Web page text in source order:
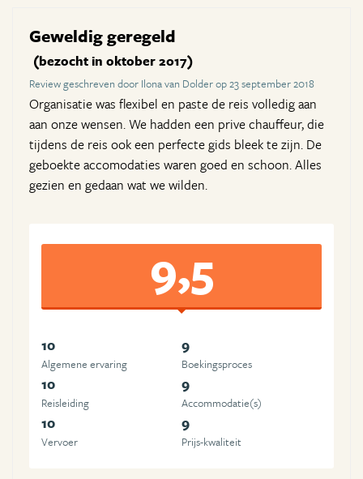
Geweldig geregeld
(bezocht in oktober 2017)
Review geschreven door Ilona van Dolder op 23 september 2018
Organisatie was flexibel en paste de reis volledig aan
aan onze wensen. We hadden een prive chauffeur, die
tijdens de reis ook een perfecte gids bleek te zijn. De
geboekte accomodaties waren goed en schoon. Alles
gezien en gedaan wat we wilden.
9,5
10
Algemene ervaring
9
Boekingsproces
10
Reisleiding
9
Accommodatie(s)
10
Vervoer
9
Prijs-kwaliteit